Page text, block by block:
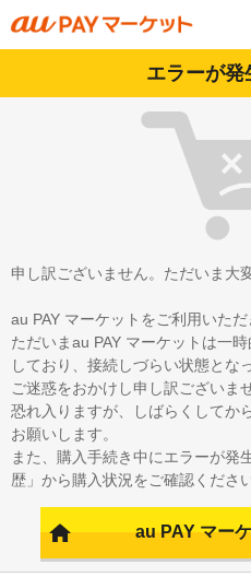
エラーが発
申し訳ございません。ただいま大
au PAY マーケットをご利用いた
ただいまau PAY マーケットは一
しており、接続しづらい状態とな
ご迷惑をおかけし申し訳ございませ
恐れ入りますが、しばらくしてか
お願いします。
また、購入手続き中にエラーが発
歴」から購入状況をご確認ください
au PAY マー